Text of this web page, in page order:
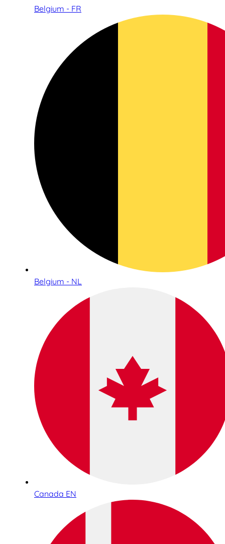
Belgium - FR
Belgium - NL
Canada EN